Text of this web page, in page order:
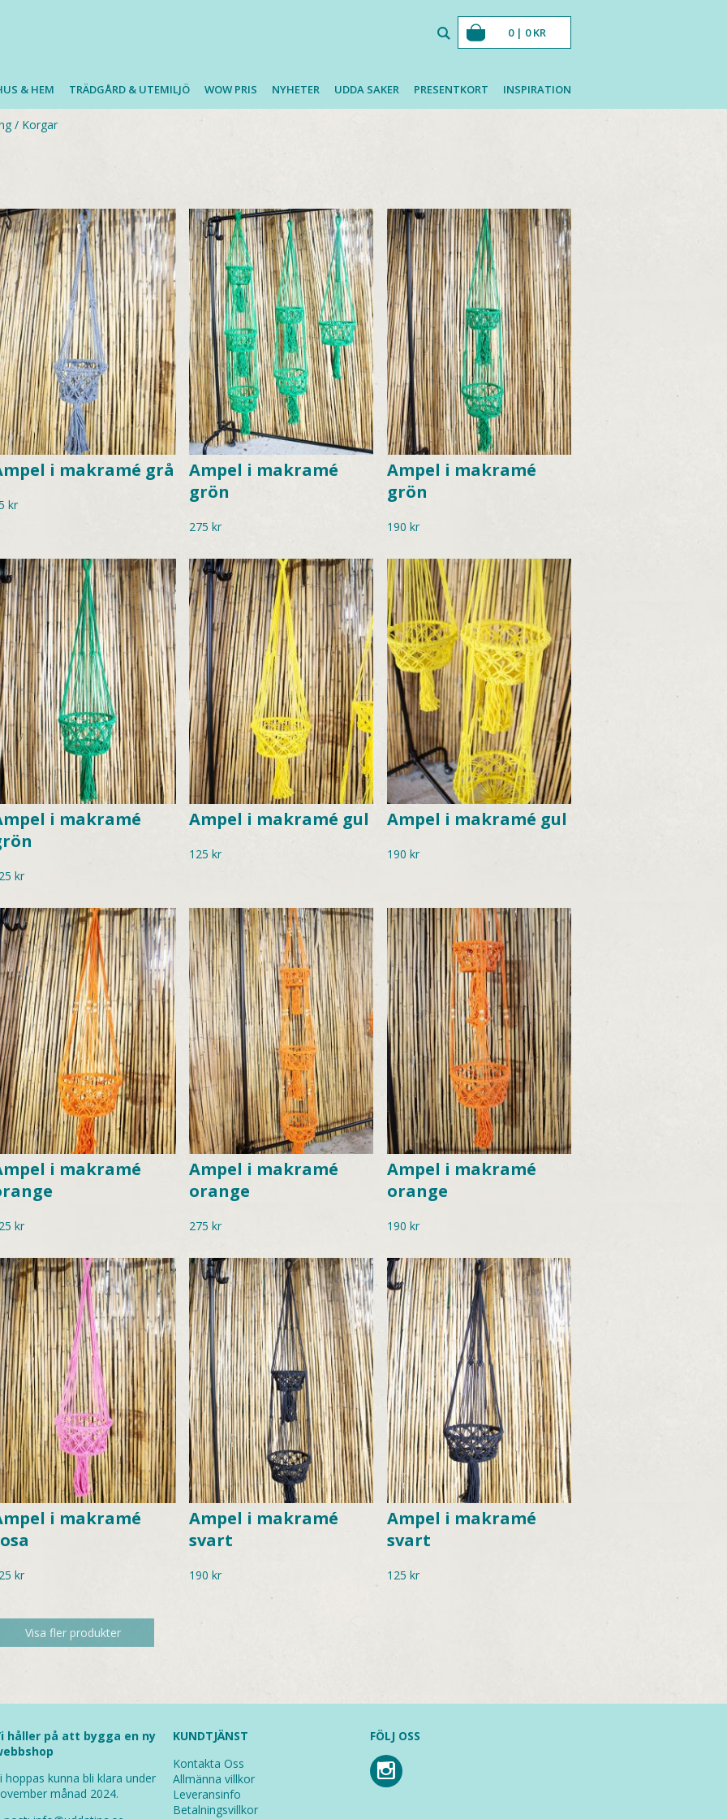
& HEM TRÄDGÅRD & UTEMILJÖ WOW PRIS NYHETER UDDA SAKER PRESENTKORT INSPIRATION
0 | 0KR
/ Korgar
i makramé grå
kr
Ampel i makramé
grön
275kr
Ampel i makramé
grön
190kr
i makramé
kr
Ampel i makramé gul
125kr
Ampel i makramé gul
190kr
i makramé
kr
Ampel i makramé
orange
275kr
Ampel i makramé
orange
190kr
i makramé
kr
Ampel i makramé
svart
190kr
Ampel i makramé
svart
125kr
Visa fler produkter
håller på att bygga en ny
hoppas kunna bli klara under
månad 2024.
KUNDTJÄNST
Kontakta Oss
Allmänna villkor
Leveransinfo
Betalningsvillkor
FÖLJ OSS